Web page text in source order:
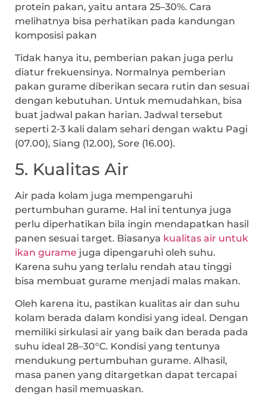
protein pakan, yaitu antara 25–30%. Cara
melihatnya bisa perhatikan pada kandungan
komposisi pakan
Tidak hanya itu, pemberian pakan juga perlu
diatur frekuensinya. Normalnya pemberian
pakan gurame diberikan secara rutin dan sesuai
dengan kebutuhan. Untuk memudahkan, bisa
buat jadwal pakan harian. Jadwal tersebut
seperti 2-3 kali dalam sehari dengan waktu Pagi
(07.00), Siang (12.00), Sore (16.00).
5. Kualitas Air
Air pada kolam juga mempengaruhi
pertumbuhan gurame. Hal ini tentunya juga
perlu diperhatikan bila ingin mendapatkan hasil
panen sesuai target. Biasanya kualitas air untuk
ikan gurame juga dipengaruhi oleh suhu.
Karena suhu yang terlalu rendah atau tinggi
bisa membuat gurame menjadi malas makan.
Oleh karena itu, pastikan kualitas air dan suhu
kolam berada dalam kondisi yang ideal. Dengan
memiliki sirkulasi air yang baik dan berada pada
suhu ideal 28–30°C. Kondisi yang tentunya
mendukung pertumbuhan gurame. Alhasil,
masa panen yang ditargetkan dapat tercapai
dengan hasil memuaskan.